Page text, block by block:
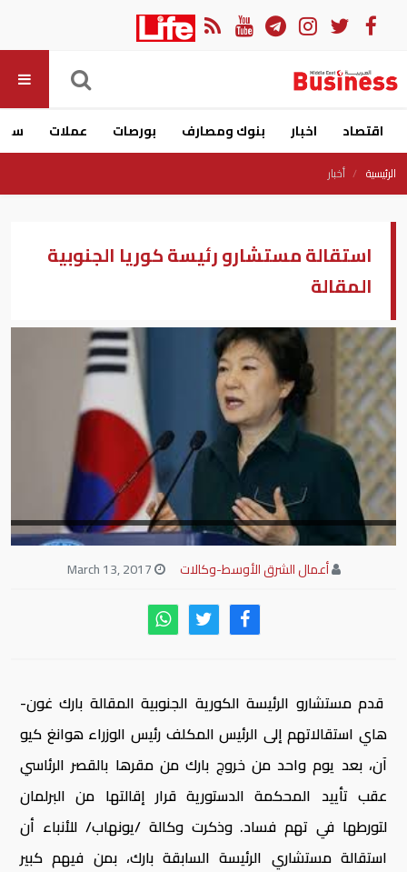
اقتصاد اخبار بنوك ومصارف بورصات عملات
الرئيسية أخبار
استقالة مستشارو رئيسة كوريا الجنوبية
المقالة
أعمال الشرق الأوسط-وكالات
قدم مستشارو الرئيسة الكورية الجنوبية المقالة بارك غون-
هاي استقالاتهم إلى الرئيس المكلف رئيس الوزراء هوانغ كيو
آن، بعد يوم واحد من خروج بارك من مقرها بالقصر الرئاسي
عقب تأييد المحكمة الدستورية قرار إقالتها من البرلمان
لتورطها في تهم فساد. وذكرت وكالة /يونهاب/ للأنباء أن
استقالة مستشاري الرئيسة السابقة بارك، بمن فيهم كبير